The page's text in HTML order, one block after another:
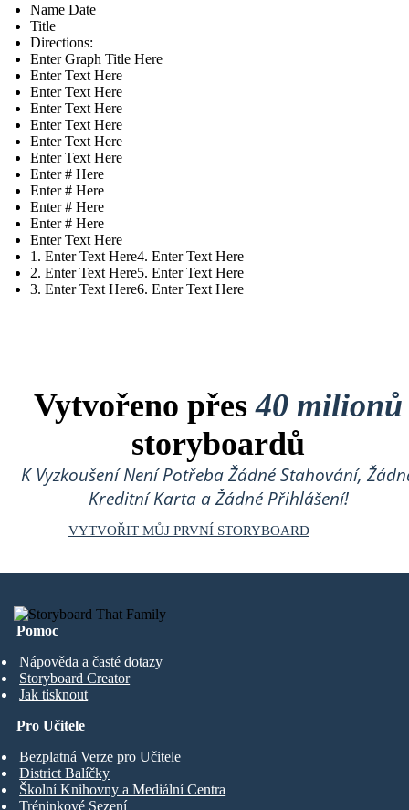
Name Date
Title
Directions:
Enter Graph Title Here
Enter Text Here
Enter Text Here
Enter Text Here
Enter Text Here
Enter Text Here
Enter Text Here
Enter # Here
Enter # Here
Enter # Here
Enter # Here
Enter Text Here
1. Enter Text Here4. Enter Text Here
2. Enter Text Here5. Enter Text Here
3. Enter Text Here6. Enter Text Here
Vytvořeno přes40 milionů
storyboardů
K Vyzkoušení Není Potřeba Žádné Stahování,
Kreditní Karta a Žádné Přihlášení!
VYTVOŘIT MŮJ PRVNÍ STORYBOARD
Pomoc
Nápověda a časté dotazy
Storyboard Creator
Jak tisknout
Pro Učitele
Bezplatná Verze pro Učitele
District Balíčky
Školní Knihovny a Mediální Centra
Tréninkové Sezení